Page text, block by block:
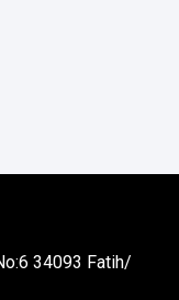
34093 Fatih/